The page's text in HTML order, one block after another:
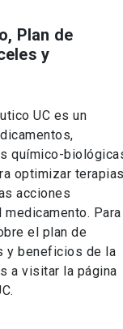
Plan de
y
UC es un
químico-
optimizar terapias
acciones
Para
el plan de
y beneficios de la
a visitar la página